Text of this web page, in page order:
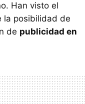
Han visto el
la posibilidad de
de publicidad en